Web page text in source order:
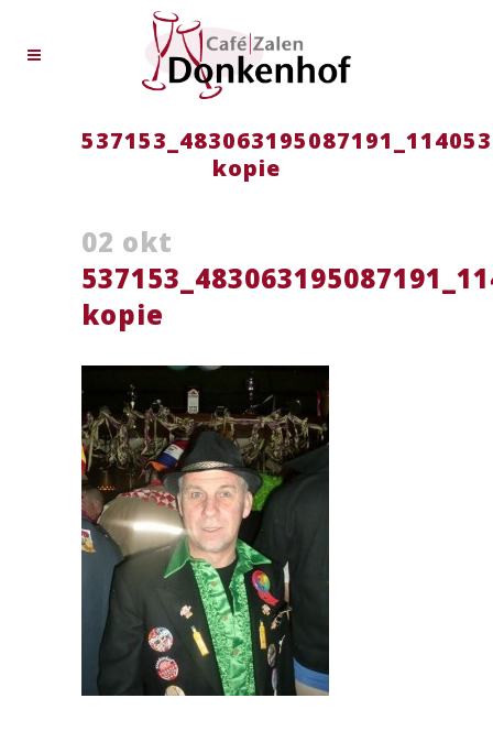
kopie
02 okt
kopie